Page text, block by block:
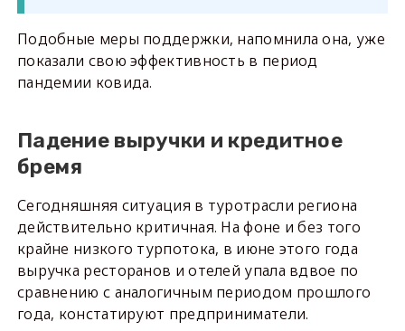
Подобные меры поддержки, напомнила она, уже
показали свою эффективность в период
пандемии ковида.
Падение выручки и кредитное
бремя
Сегодняшняя ситуация в туротрасли региона
действительно критичная. На фоне и без того
крайне низкого турпотока, в июне этого года
выручка ресторанов и отелей упала вдвое по
сравнению с аналогичным периодом прошлого
года, констатируют предприниматели.